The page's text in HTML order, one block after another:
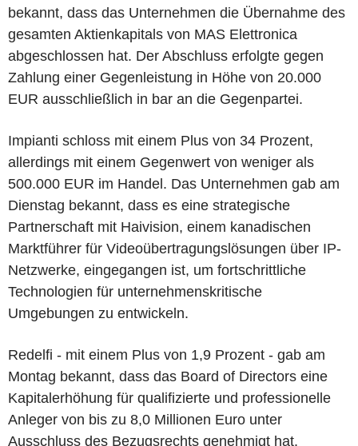
bekannt, dass das Unternehmen die Übernahme des
gesamten Aktienkapitals von MAS Elettronica
abgeschlossen hat. Der Abschluss erfolgte gegen
Zahlung einer Gegenleistung in Höhe von 20.000
EUR ausschließlich in bar an die Gegenpartei.
Impianti schloss mit einem Plus von 34 Prozent,
allerdings mit einem Gegenwert von weniger als
500.000 EUR im Handel. Das Unternehmen gab am
Dienstag bekannt, dass es eine strategische
Partnerschaft mit Haivision, einem kanadischen
Marktführer für Videoübertragungslösungen über IP-
Netzwerke, eingegangen ist, um fortschrittliche
Technologien für unternehmenskritische
Umgebungen zu entwickeln.
Redelfi - mit einem Plus von 1,9 Prozent - gab am
Montag bekannt, dass das Board of Directors eine
Kapitalerhöhung für qualifizierte und professionelle
Anleger von bis zu 8,0 Millionen Euro unter
Ausschluss des Bezugsrechts genehmigt hat.